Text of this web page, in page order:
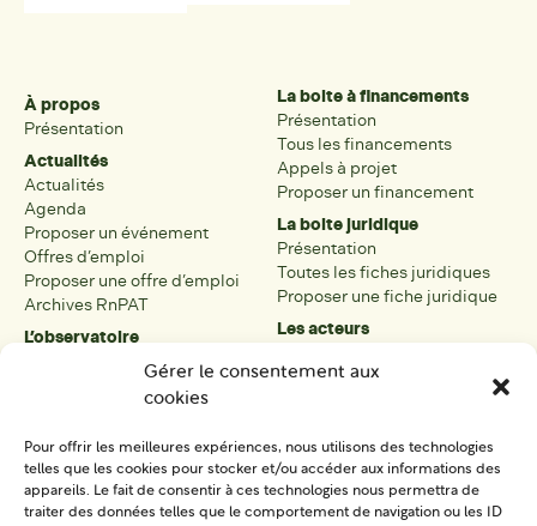
Gérer le consentement aux
cookies
Pour offrir les meilleures expériences, nous utilisons des technologies
telles que les cookies pour stocker et/ou accéder aux informations des
appareils. Le fait de consentir à ces technologies nous permettra de
traiter des données telles que le comportement de navigation ou les ID
À propos
Présentation
Actualités
Actualités
Agenda
Proposer un événement
Offres d’emploi
Proposer une offre d’emploi
Archives RnPAT
L’observatoire
Présentation de l’observatoire
La boîte à outils
Présentation
Tous les outils
La boite à financements
Présentation
Tous les financements
Appels à projet
Proposer un financement
La boite juridique
Présentation
Toutes les fiches juridiques
Proposer une fiche juridique
Les acteurs
Tous les acteurs